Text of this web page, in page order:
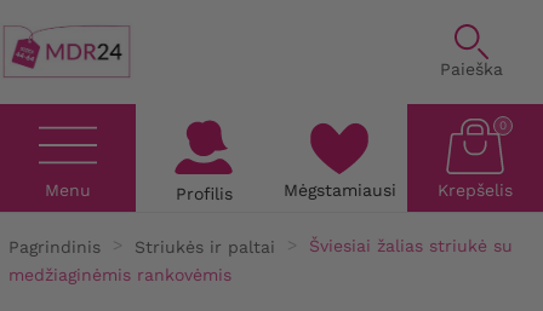
Paieška
Menu Profilis Mėgstamiausi Krepšelis
0
Pagrindinis Striukės ir paltai
Šviesiai žalias striukė su
medžiaginėmis rankovėmis